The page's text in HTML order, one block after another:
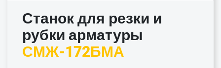
Станок для резки и
рубки арматуры
СМЖ-172БМА